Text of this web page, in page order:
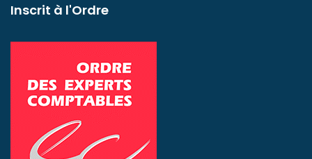
Inscrit à l'Ordre